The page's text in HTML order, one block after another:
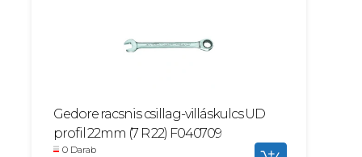
Gedore racsnis csillag-villáskulcs UD
profil 22mm (7 R 22) F040709
0 Darab